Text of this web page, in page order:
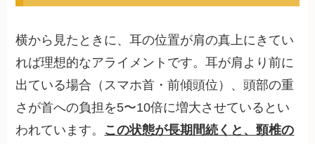
横から見たときに、耳の位置が肩の真上にきてい
れば理想的なアライメントです。耳が肩より前に
出ている場合（スマホ首・前傾頭位）、頭部の重
さが首への負担を5〜10倍に増大させているとい
われています。 この状態が長期間続くと、頸椎の